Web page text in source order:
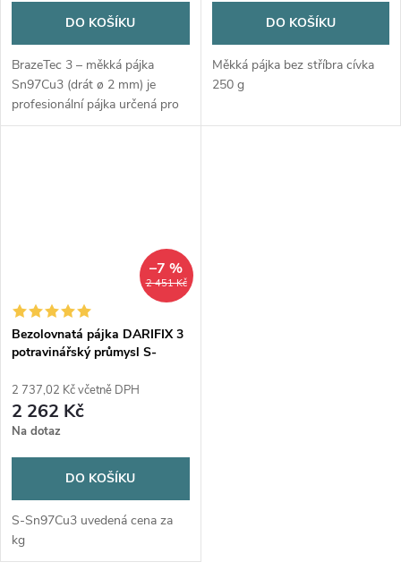
DO KOŠÍKU
BrazeTec 3 – měkká pájka
Sn97Cu3 (drát ø 2 mm) je
profesionální pájka určená pro
měděné, mosazné a bronzové
DO KOŠÍKU
Měkká pájka bez stříbra cívka
250 g
2 451 Kč
–7 %
Bezolovnatá pájka DARIFIX 3
potravinářský průmysl S-
2 737,02 Kč včetně DPH
2 262 Kč
Na dotaz
DO KOŠÍKU
S-Sn97Cu3 uvedená cena za
kg